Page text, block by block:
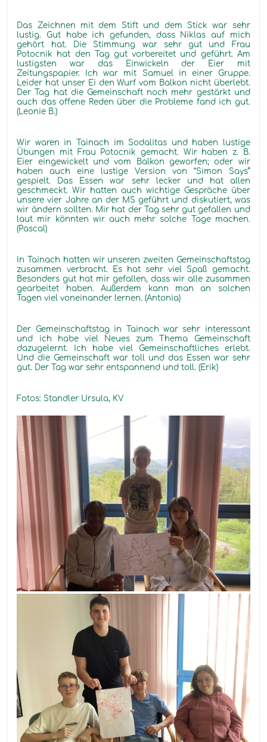
Das Zeichnen mit dem Stift und dem Stick war sehr
lustig. Gut habe ich gefunden, dass Niklas auf mich
gehört hat. Die Stimmung war sehr gut und Frau
Potocnik hat den Tag gut vorbereitet und geführt. Am
lustigsten war das Einwickeln der Eier mit
Zeitungspapier. Ich war mit Samuel in einer Gruppe.
Leider hat unser Ei den Wurf vom Balkon nicht überlebt.
Der Tag hat die Gemeinschaft noch mehr gestärkt und
auch das offene Reden über die Probleme fand ich gut.
(Leonie B.)
Wir waren in Tainach im Sodalitas und haben lustige
Übungen mit Frau Potocnik gemacht. Wir haben z. B.
Eier eingewickelt und vom Balkon geworfen; oder wir
haben auch eine lustige Version von “Simon Says”
gespielt. Das Essen war sehr lecker und hat allen
geschmeckt. Wir hatten auch wichtige Gespräche über
unsere vier Jahre an der MS geführt und diskutiert, was
wir ändern sollten. Mir hat der Tag sehr gut gefallen und
laut mir könnten wir auch mehr solche Tage machen.
(Pascal)
In Tainach hatten wir unseren zweiten Gemeinschaftstag
zusammen verbracht. Es hat sehr viel Spaß gemacht.
Besonders gut hat mir gefallen, dass wir alle zusammen
gearbeitet haben. Außerdem kann man an solchen
Tagen viel voneinander lernen. (Antonia)
Der Gemeinschaftstag in Tainach war sehr interessant
und ich habe viel Neues zum Thema Gemeinschaft
dazugelernt. Ich habe viel Gemeinschaftliches erlebt.
Und die Gemeinschaft war toll und das Essen war sehr
gut. Der Tag war sehr entspannend und toll. (Erik)
Fotos: Standler Ursula, KV